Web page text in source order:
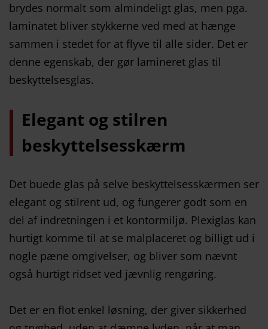
brydes normalt som almindeligt glas, men pga.
laminatet bliver stykkerne ved med at hænge
sammen i stedet for at flyve til alle sider. Det er
denne egenskab, der gør lamineret glas til
beskyttelsesglas.
Elegant og stilren
beskyttelsesskærm
Det buede glas på selve beskyttelsesskærmen ser
elegant og stilrent ud, og fungerer godt som en
del af indretningen i et kontormiljø. Plexiglas kan
hurtigt komme til at se malplaceret og billigt ud i
nogle pæne omgivelser, og bliver som nævnt
også hurtigt ridset ved jævnlig rengøring.
Det er en flot enkel løsning, der giver sikkerhed